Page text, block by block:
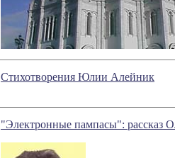
Стихотворения Юлии Алейник
"Электронные пампасы": рассказ